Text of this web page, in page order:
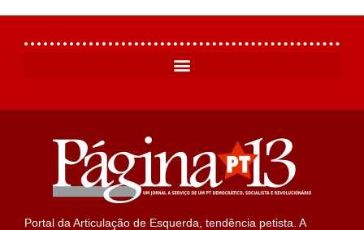
Portal da Articulação de Esquerda, tendência petista. A